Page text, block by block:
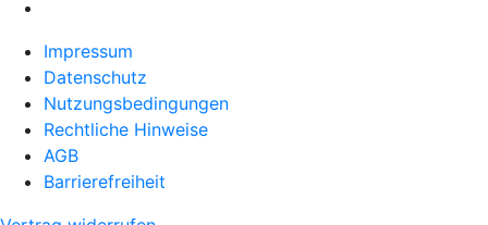
Impressum
Datenschutz
Nutzungsbedingungen
Rechtliche Hinweise
AGB
Barrierefreiheit